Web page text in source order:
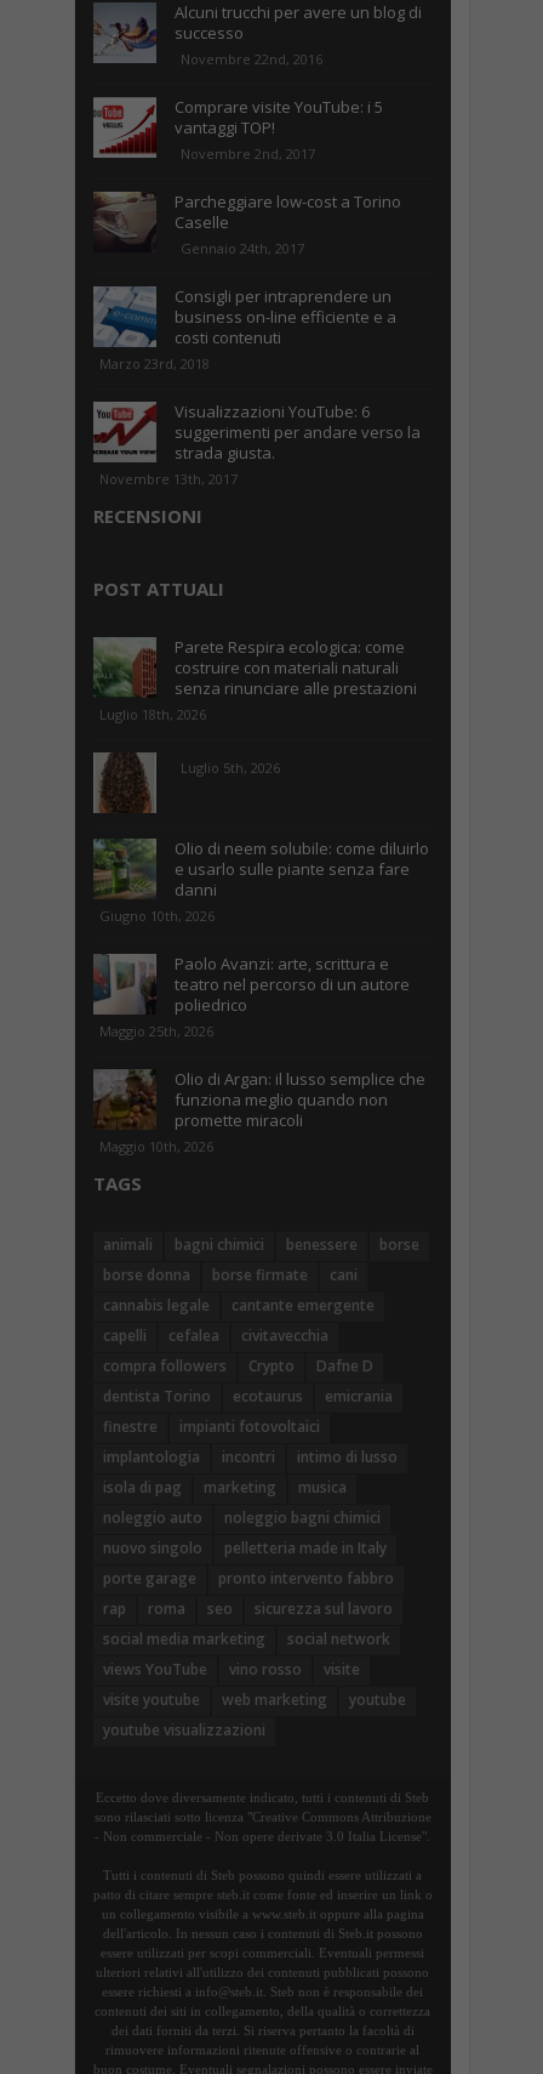
Alcuni trucchi per avere un blog di
successo
Novembre 22nd, 2016
Comprare visite YouTube: i 5
vantaggi TOP!
Novembre 2nd, 2017
Parcheggiare low-cost a Torino
Caselle
Gennaio 24th, 2017
Consigli per intraprendere un
business on-line efficiente e a
costi contenuti
Marzo 23rd, 2018
Visualizzazioni YouTube: 6
suggerimenti per andare verso la
strada giusta.
Novembre 13th, 2017
RECENSIONI
POST ATTUALI
Parete Respira ecologica: come
costruire con materiali naturali
senza rinunciare alle prestazioni
Luglio 18th, 2026
Luglio 5th, 2026
Olio di neem solubile: come diluirlo
e usarlo sulle piante senza fare
danni
Giugno 10th, 2026
Paolo Avanzi: arte, scrittura e
teatro nel percorso di un autore
poliedrico
Maggio 25th, 2026
Olio di Argan: il lusso semplice che
funziona meglio quando non
promette miracoli
Maggio 10th, 2026
TAGS
animali bagni chimici benessere
borse
borse donna
borse firmate
cani
cannabis legale
cantante emergente
capelli
cefalea
civitavecchia
compra followers
Crypto
Dafne D
dentista Torino
ecotaurus
emicrania
finestre
impianti fotovoltaici
implantologia
incontri
intimo di lusso
isola di pag
marketing
musica
noleggio auto
noleggio bagni chimici
nuovo singolo
pelletteria made in Italy
porte garage
pronto intervento fabbro
rap
roma seo
sicurezza sul lavoro
social media marketing
social network
views YouTube
vino rosso
visite
visite youtube
web marketing
youtube
youtube visualizzazioni
Eccetto dove diversamente indicato, tutti i contenuti di Steb
sono rilasciati sotto licenza "Creative Commons Attribuzione
- Non commerciale - Non opere derivate 3.0 Italia License".
Tutti i contenuti di Steb possono quindi essere utilizzati a
patto di citare sempre steb.it come fonte ed inserire un link o
un collegamento visibile a www.steb.it oppure alla pagina
dell'articolo. In nessun caso i contenuti di Steb.it possono
essere utilizzati per scopi commerciali. Eventuali permessi
ulteriori relativi all'utilizzo dei contenuti pubblicati possono
essere richiesti a info@steb.it. Steb non è responsabile dei
contenuti dei siti in collegamento, della qualità o correttezza
dei dati forniti da terzi. Si riserva pertanto la facoltà di
rimuovere informazioni ritenute offensive o contrarie al
buon costume. Eventuali segnalazioni possono essere inviate